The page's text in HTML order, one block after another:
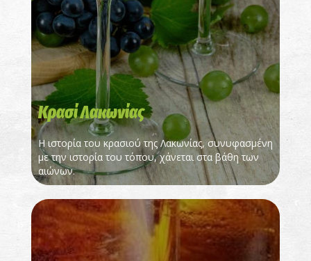
Κρασί Λακωνίας
Η ιστορία του κρασιού της Λακωνίας, συνυφασμένη
με την ιστορία του τόπου, χάνεται στα βάθη των
αιώνων.